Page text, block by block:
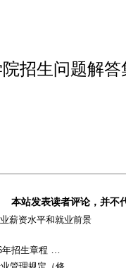
招生问题解答
本站发表读者评论，并不
薪资水平和就业前景
招生章程